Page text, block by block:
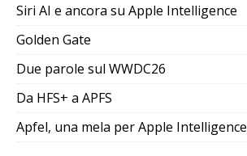
Siri AI e ancora su Apple Intelligence
Golden Gate
Due parole sul WWDC26
Da HFS+ a APFS
Apfel, una mela per Apple Intelligence